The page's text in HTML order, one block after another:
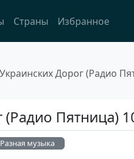
Страны Избранное
Дорог (Радио
Пятница)
Разная музыка